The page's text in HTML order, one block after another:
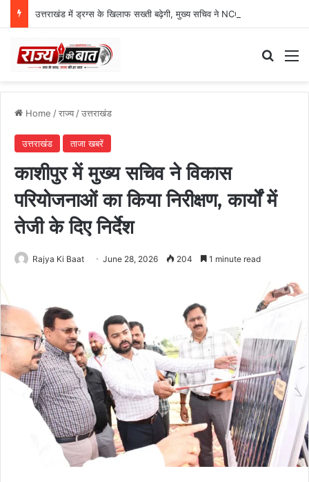
Home /राज्य/उत्तराखंड
उत्तराखंड ताजा खबरें
काशीपुर में मुख्य सचिव ने विकास
परियोजनाओं का किया निरीक्षण, कार्यों में
तेजी के दिए निर्देश
Rajya Ki Baat June 28, 2026 204 1 minute read